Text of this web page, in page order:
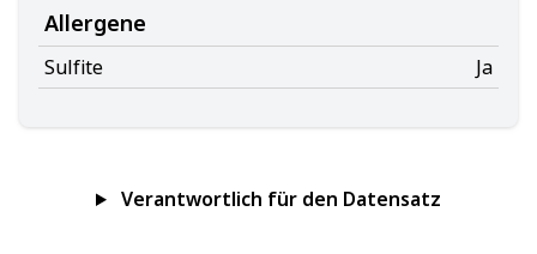
Allergene
Sulfite Ja
Verantwortlich für den Datensatz